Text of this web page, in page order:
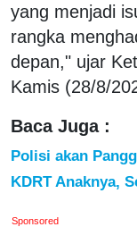
yang menjadi
rangka
depan," ujar
Kamis (28/8/
Baca Juga :
Polisi akan
KDRT Anaknya,
Sponsored